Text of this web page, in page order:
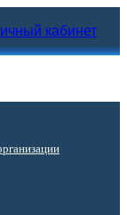
кабинет